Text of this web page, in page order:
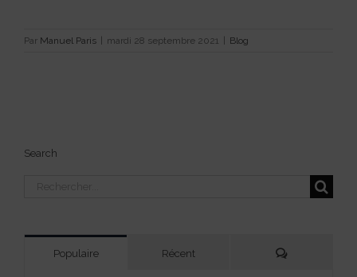
Par Manuel Paris mardi 28 septembre 2021 Blog
Search
Populaire Récent Commentaires